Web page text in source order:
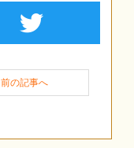
twiter
前の記事へ